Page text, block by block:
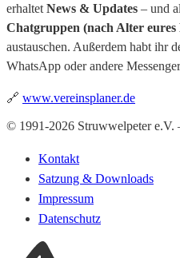
erhaltet News & Updates – und
Chatgruppen (nach Alter eures
austauschen. Außerdem habt ihr
WhatsApp oder andere
🔗 www.vereinsplaner.de
© 1991-2026 Struwwelpeter e.V.
Kontakt
Satzung & Downloads
Impressum
Datenschutz